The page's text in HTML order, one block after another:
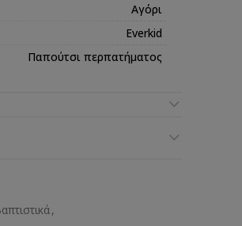
Αγόρι
Everkid
Παπούτσι περπατήματος
,